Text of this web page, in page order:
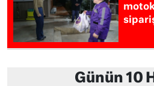
Günün 10